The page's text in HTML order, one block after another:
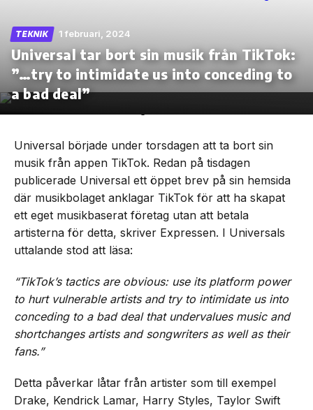
Skip
the
TEKNIK 1 februari, 2024
Universal tar bort sin musik från TikTok:
”…try to intimidate us into conceding to
a bad deal”
Universal började under torsdagen att ta bort sin
musik från appen TikTok. Redan på tisdagen
publicerade Universal ett öppet brev på sin hemsida
där musikbolaget anklagar TikTok för att ha skapat
ett eget musikbaserat företag utan att betala
artisterna för detta, skriver Expressen. I Universals
uttalande stod att läsa:
“TikTok’s tactics are obvious: use its platform power
to hurt vulnerable artists and try to intimidate us into
conceding to a bad deal that undervalues music and
shortchanges artists and songwriters as well as their
fans.”
Detta påverkar låtar från artister som till exempel
Drake, Kendrick Lamar, Harry Styles, Taylor Swift